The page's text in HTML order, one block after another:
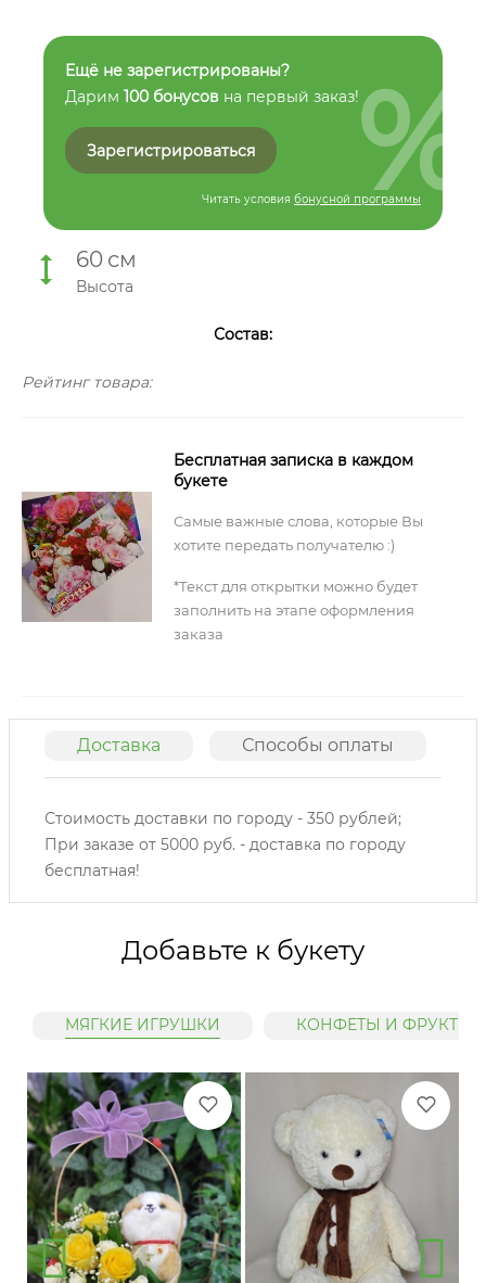
Ещё не зарегистрированы?
Дарим 100 бонусов на первый заказ!
Зарегистрироваться
Читать условия бонусной программы
%
60 см
Высота
Состав:
Рейтинг товара:
Бесплатная записка в каждом
букете
Самые важные слова, которые Вы
хотите передать получателю :)
*Текст для открытки можно будет
заполнить на этапе оформления
заказа
Доставка Способы оплаты
Стоимость доставки по городу - 350 рублей;
При заказе от 5000 руб. - доставка по городу
бесплатная!
Добавьте к букету
МЯГКИЕ ИГРУШКИ КОНФЕТЫ И ФРУКТЫ